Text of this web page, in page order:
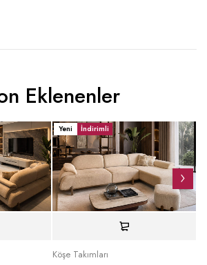
Eklenenler
Yeni İndirimli
Köşe Takımları